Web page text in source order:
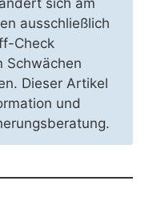
ausschließlich
Check
Schwächen
Dieser Artikel
und